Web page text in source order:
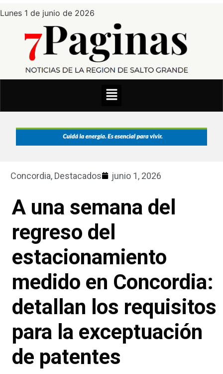
Lunes 1 de junio de 2026
Concordia, Destacados junio 1, 2026
A una semana del
regreso del
estacionamiento
medido en Concordia:
detallan los requisitos
para la exceptuación
de patentes